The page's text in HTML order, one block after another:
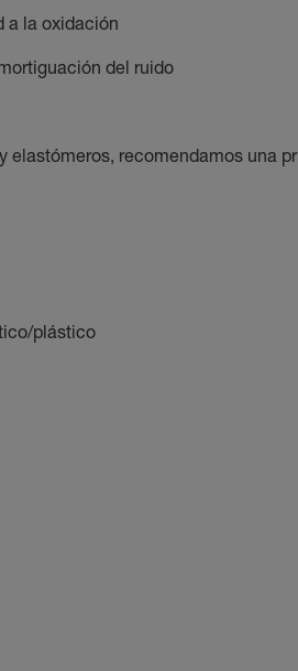
a la oxidación
del ruido
elastómeros, recomendamos una
plástico